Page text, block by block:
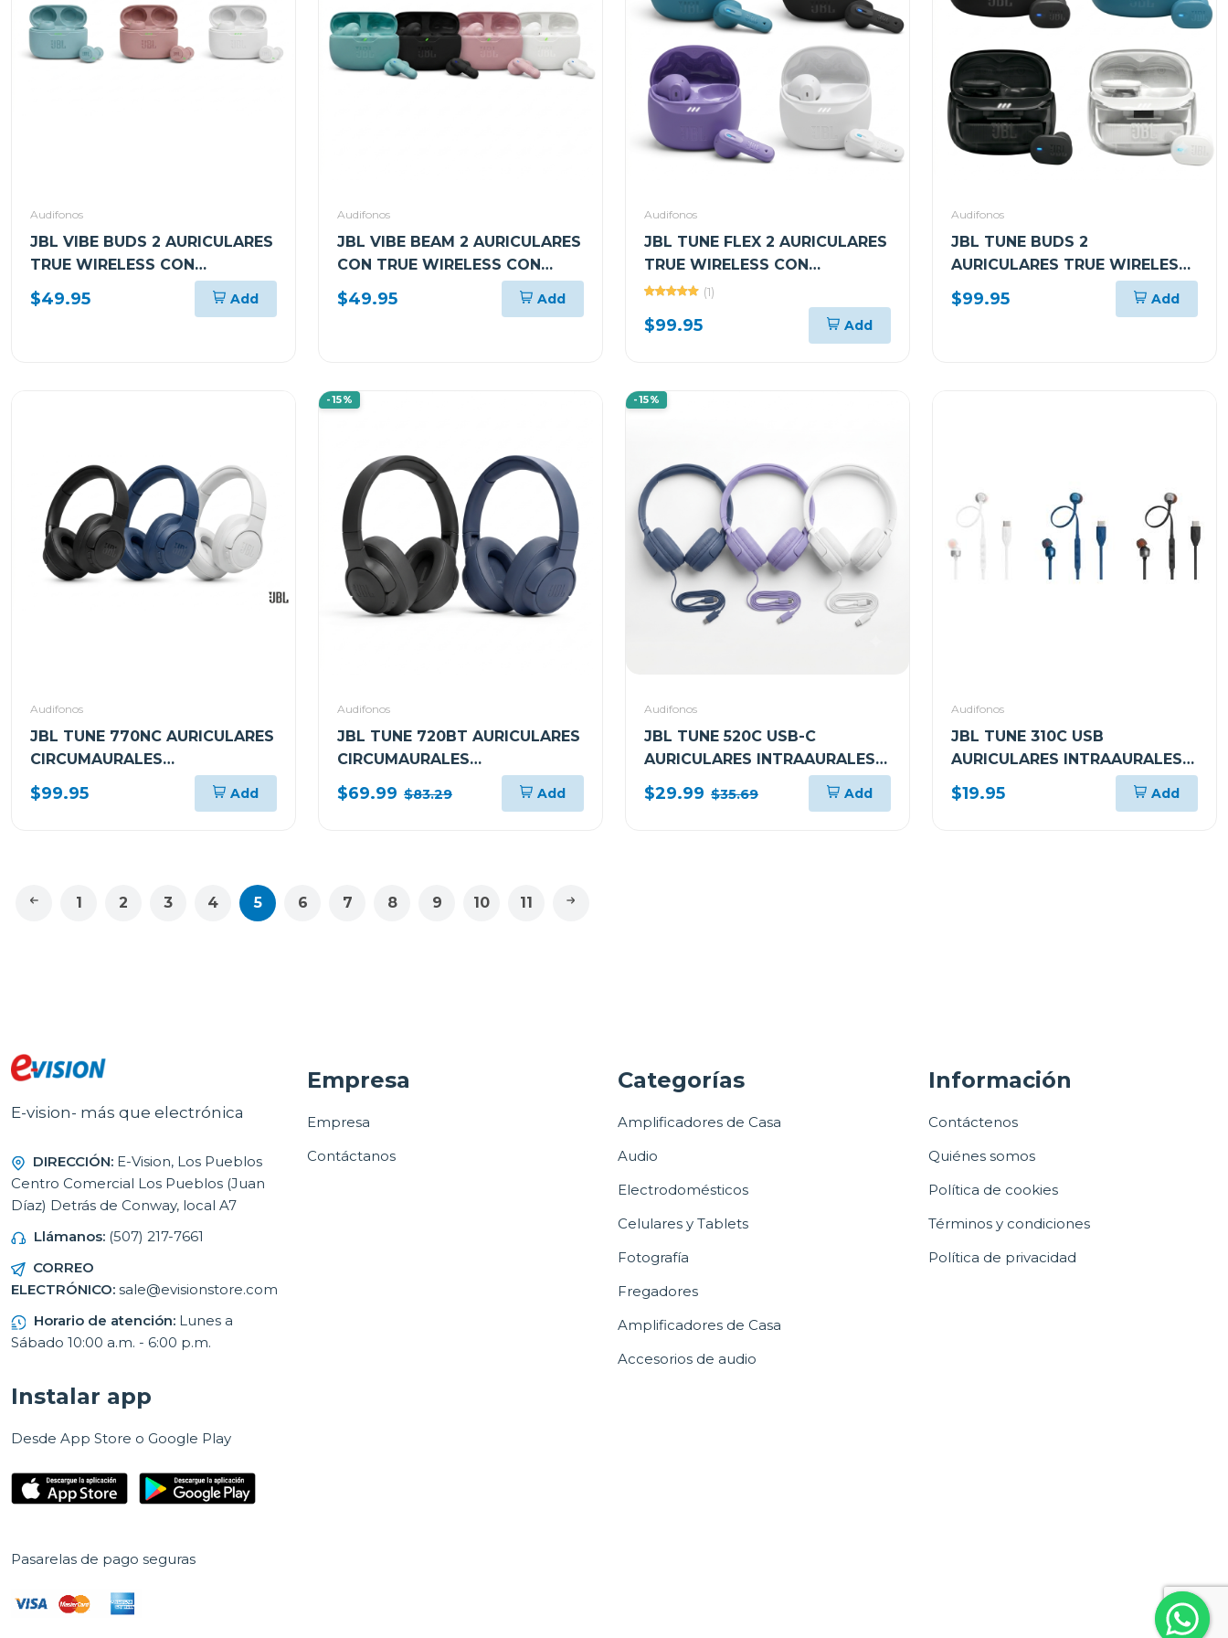
Audifonos
JBL VIBE BUDS 2 AURICULARES
TRUE WIRELESS CON
CANCELACIÓN DE RUIDO
$49.95 Add
Audifonos
JBL VIBE BEAM 2 AURICULARES
CON TRUE WIRELESS CON
CANCELACIÓN DE RUIDO
$49.95 Add
Audifonos
JBL TUNE FLEX 2 AURICULARES
TRUE WIRELESS CON
CANCELACIÓN DE RUIDO
(1)
$99.95 Add
Audifonos
JBL TUNE BUDS 2
AURICULARES TRUE WIRELESS
CON CANCELACIÓN DE RUIDO
$99.95 Add
Audifonos
JBL TUNE 770NC AURICULARES
CIRCUMAURALES
INALÁMBRICOS CON
CANCELACIÓN DE RUIDO
$99.95 Add
-15%
Audifonos
JBL TUNE 720BT AURICULARES
CIRCUMAURALES
INALÁMBRICOS
$69.99 $83.29 Add
-15%
Audifonos
JBL TUNE 520C USB-C
AURICULARES INTRAAURALES
DE ALTA RESOLUCIÓN CON
CABLE
$29.99 $35.69 Add
Audifonos
JBL TUNE 310C USB
AURICULARES INTRAAURALES
CON CABLE
$19.95 Add
1 2 3 4 5 6 7 8 9 10 11
E-vision- más que electrónica
DIRECCIÓN: E-Vision, Los Pueblos
Centro Comercial Los Pueblos (Juan
Díaz) Detrás de Conway, local A7
Llámanos: (507) 217-7661
CORREO
ELECTRÓNICO: sale@evisionstore.com
Horario de atención: Lunes a
Sábado 10:00 a.m. - 6:00 p.m.
Empresa
Empresa
Contáctanos
Categorías
Amplificadores de Casa
Audio
Electrodomésticos
Celulares y Tablets
Fotografía
Fregadores
Amplificadores de Casa
Accesorios de audio
Información
Contáctenos
Quiénes somos
Política de cookies
Términos y condiciones
Política de privacidad
Instalar app
Desde App Store o Google Play
Pasarelas de pago seguras